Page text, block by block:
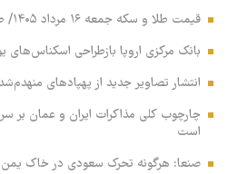
قیمت طلا و سکه جمعه ۱۶ مرداد ۱۴۰۵/ طلای ۱۸ عیار امروز چند؟
بانک مرکزی اروپا بازطراحی اسکناس‌های
انتشار تصاویر جدید از پهپادهای
چارچوب کلی مذاکرات ایران و عمان بر سر
است
صنعا: هرگونه تحرک سعودی در خاک